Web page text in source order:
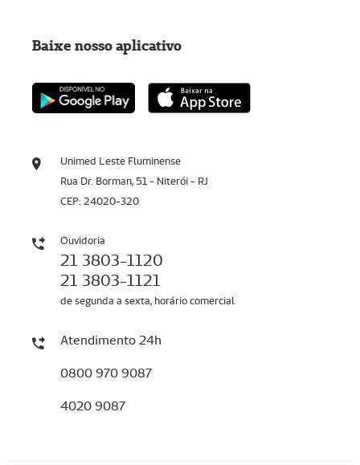
Unimed Leste Fluminense
Rua Dr. Borman, 51 - Niterói - RJ
CEP: 24020-320
Ouvidoria
21 3803-1120
21 3803-1121
de segunda a sexta, horário comercial
Atendimento 24h
0800 970 9087
4020 9087
Baixe nosso aplicativo